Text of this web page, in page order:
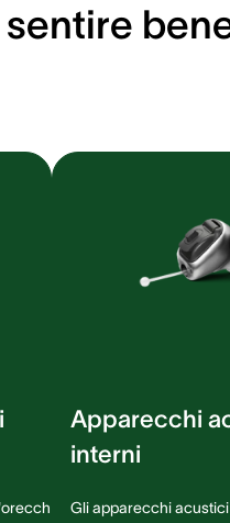
Apparecchi
interni
Gli apparecchi